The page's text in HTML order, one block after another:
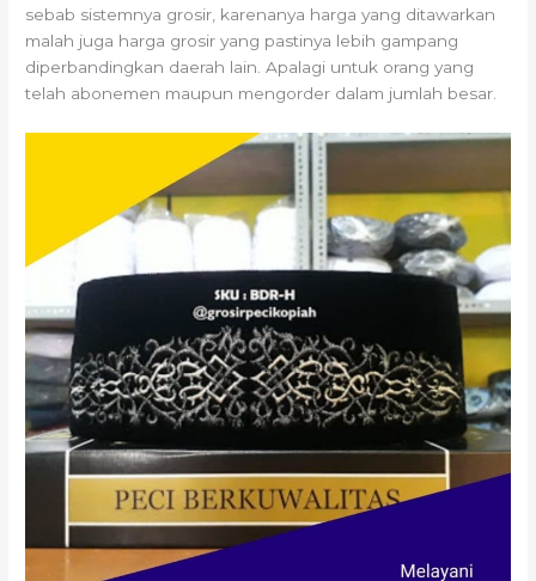
sebab sistemnya grosir, karenanya harga yang ditawarkan
malah juga harga grosir yang pastinya lebih gampang
diperbandingkan daerah lain. Apalagi untuk orang yang
telah abonemen maupun mengorder dalam jumlah besar.